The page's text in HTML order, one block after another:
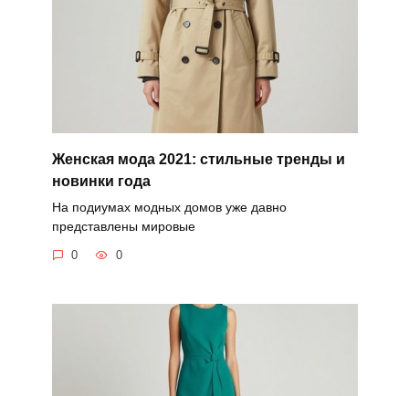
Женская мода 2021: стильные тренды и
новинки года
На подиумах модных домов уже давно
представлены мировые
0 0